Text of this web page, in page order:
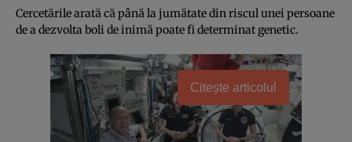
Cercetările arată că până la jumătate din riscul unei persoane
de a dezvolta boli de inimă poate fi determinat genetic.
Citește articolul